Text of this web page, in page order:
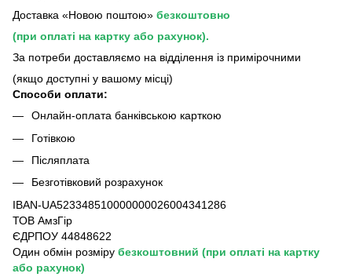
Доставка «Новою поштою» безкоштовно
(при оплаті на картку або рахунок).
За потреби доставляємо на відділення із примірочними
(якщо доступні у вашому місці)
Способи оплати:
Онлайн-оплата банківською карткою
Готівкою
Післяплата
Безготівковий розрахунок
IBAN-UA523348510000000026004341286
ТОВ АмзГір
ЄДРПОУ 44848622
Один обмін розміру безкоштовний (при оплаті на картку
або рахунок)